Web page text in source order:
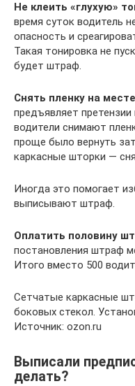
Не клеить «глухую»
время суток водитель
опасность и
Такая тонировка не
будет штраф.
Снять пленку на
предъявляет
водители снимают
проще было вернуть
каркасные шторки —
Иногда это помогает
выписывают штраф.
Оплатить половину
постановления штраф
Итого вместо 500
Сетчатые каркасные
боковых стекол.
Иcточник: ozon.ru
Выписали
делать?